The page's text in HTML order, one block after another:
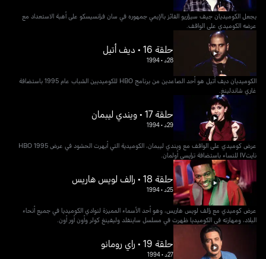
يجعل الكوميديان جيف سيزاريو الفائز بالإيمي جمهوره في سان فرانسيسكو على أهبة الاستعداد مع
عرضه الكوميدي على الواقف.
حلقة 16 • ديف أتيل
28د •
1994
الكوميديان ديف أتيل هو أحد الصاعدين من برنامج HBO للكوميديين الشباب عام 1995 باستضافة
غاري شاندلينغ.
حلقة 17 • ويندي ليبمان
29د •
1994
عرض كوميدي على الواقف مع ويندي ليبمان، الكوميدية التي أبهرت الحشود في عرض HBO 1995
نايتIV للنساء باستضافة ترايسي أولمان.
حلقة 18 • رالف لويس هاريس
25د •
1994
عرض كوميدي مع رالف لويس هاريس، وهو أحد الأسماء المميزة لنوادي الكوميديا في جميع أنحاء
البلاد، ومهارته في الكوميديا ظهرت في مسلسل ساينفلد وليفينغ كولر وأون أور أون.
حلقة 19 • راي رومانو
27د •
1994